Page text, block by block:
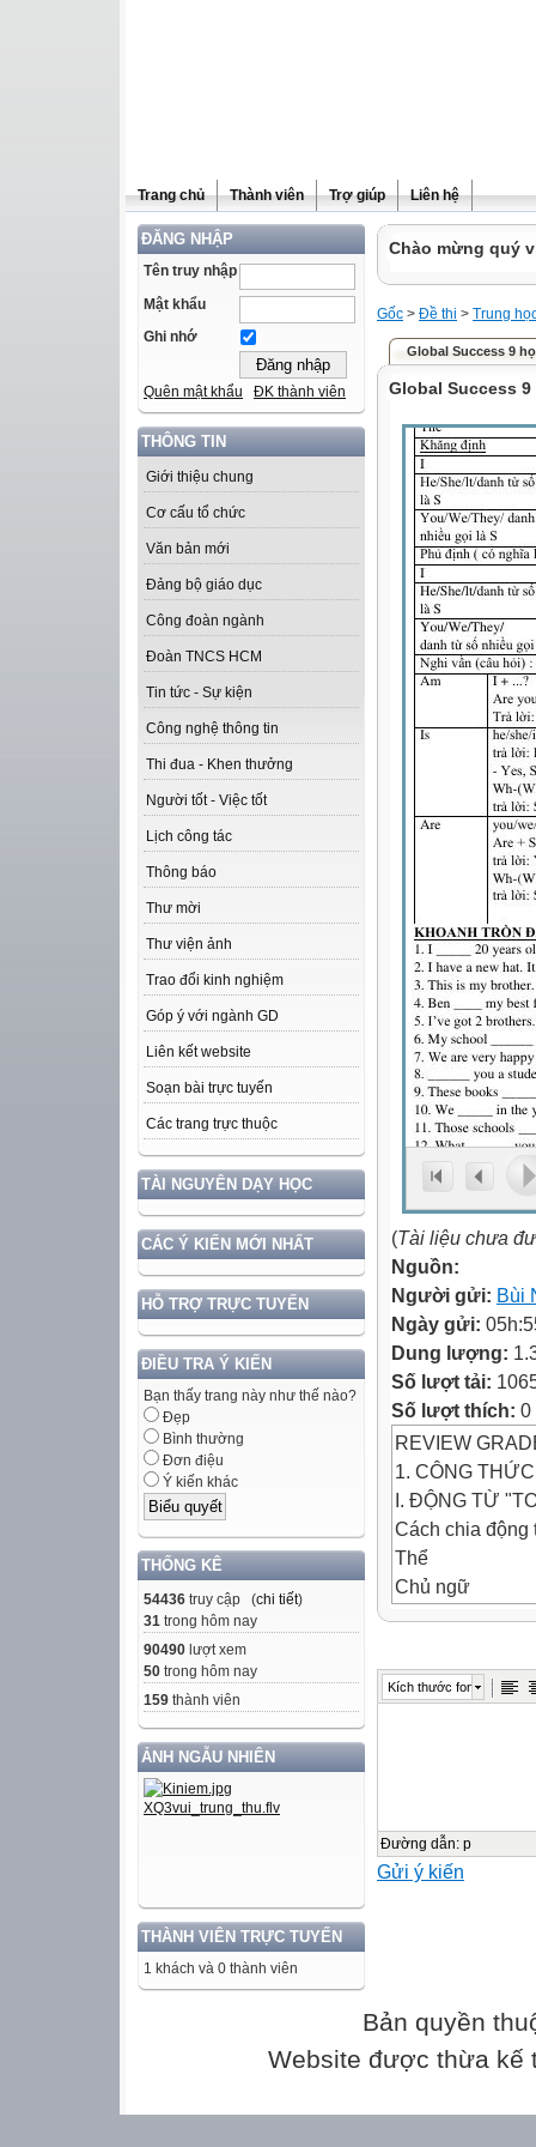
Trang chủ Thành viên Trợ giúp Liên hệ
ĐĂNG NHẬP
Tên truy nhập
Mật khẩu
Ghi nhớ
Quên mật khẩu ĐK thành viên
THÔNG TIN
Giới thiệu chung
Cơ cấu tổ chức
Văn bản mới
Đảng bộ giáo dục
Công đoàn ngành
Đoàn TNCS HCM
Tin tức - Sự kiện
Công nghệ thông tin
Thi đua - Khen thưởng
Người tốt - Việc tốt
Lịch công tác
Thông báo
Thư mời
Thư viện ảnh
Trao đổi kinh nghiệm
Góp ý với ngành GD
Liên kết website
Soạn bài trực tuyến
Các trang trực thuộc
TÀI NGUYÊN DẠY HỌC
CÁC Ý KIẾN MỚI NHẤT
HỖ TRỢ TRỰC TUYẾN
ĐIỀU TRA Ý KIẾN
Bạn thấy trang này như thế nào?
Đẹp
Bình thường
Đơn điệu
Ý kiến khác
THỐNG KÊ
54436 truy cập (chi tiết)
31 trong hôm nay
90490 lượt xem
50 trong hôm nay
159 thành viên
ẢNH NGẪU NHIÊN
THÀNH VIÊN TRỰC TUYẾN
1 khách và 0 thành viên
Chào mừng quý
Gốc > Đề thi > Trung
Global Success 9
Global Success
(Tài liệu chưa
Nguồn:
Người gửi: Bùi
Ngày gửi:
Dung lượng:
Số lượt tải:
Số lượt thích: 0
REVIEW
1. CÔNG
I. ĐỘNG TỪ
Cách chia động
Thể
Chủ ngữ
I
I + am
He is a doctor.
You/We/They/
I
I + am not
I am not a boy.
Kích thước font
Đường dẫn: p
Gửi ý kiến
Bản quyền
Website được thừa